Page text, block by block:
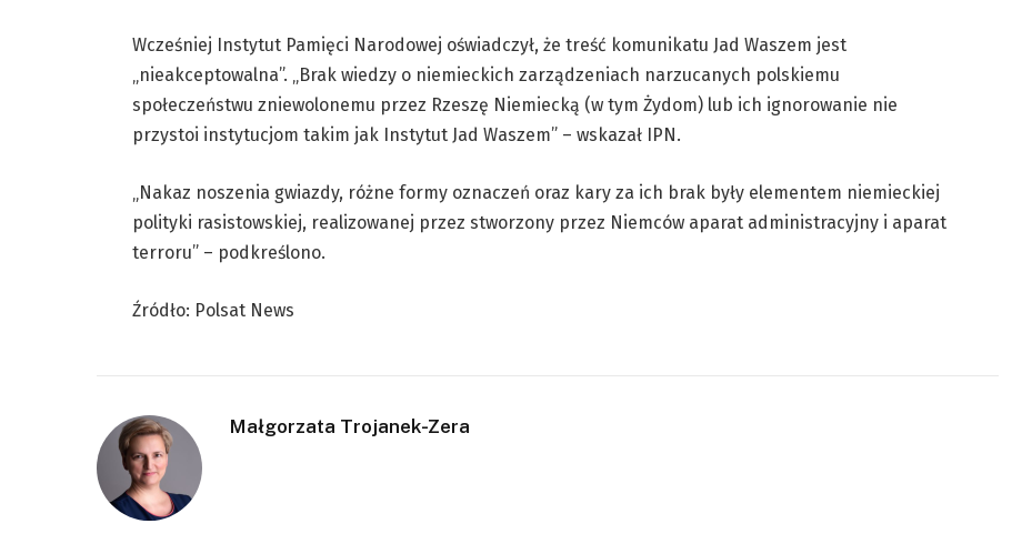
Wcześniej Instytut Pamięci Narodowej oświadczył, że treść komunikatu Jad Waszem jest
„nieakceptowalna”. „Brak wiedzy o niemieckich zarządzeniach narzucanych polskiemu
społeczeństwu zniewolonemu przez Rzeszę Niemiecką (w tym Żydom) lub ich ignorowanie nie
przystoi instytucjom takim jak Instytut Jad Waszem” – wskazał IPN.
„Nakaz noszenia gwiazdy, różne formy oznaczeń oraz kary za ich brak były elementem niemieckiej
polityki rasistowskiej, realizowanej przez stworzony przez Niemców aparat administracyjny i aparat
terroru” – podkreślono.
Źródło: Polsat News
Małgorzata Trojanek-Zera